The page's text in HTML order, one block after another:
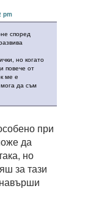
pm
според
но когато
повече от
ме е
мога да съм
при
да
но
за тази